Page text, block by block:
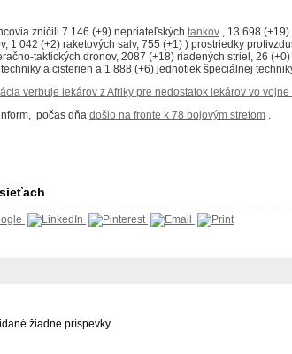
zničili 7 146 (+9) nepriateľských tankov , 13 698
1 042 (+2) raketových salv, 755 (+1) ) prostriedky
taktických dronov, 2087 (+18) riadených striel, 26
a cisterien a 1 888 (+6) jednotiek špeciálnej
verbuje lekárov z Afriky pre nedostatok lekárov vo vojne
počas dňa došlo na fronte k 78 bojovým stretom .
žiadne príspevky